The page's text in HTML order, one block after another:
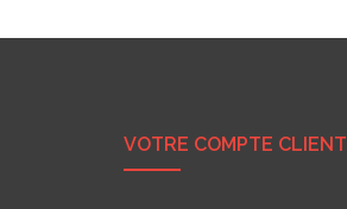
VOTRE COMPTE CLIENT